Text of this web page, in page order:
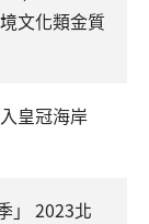
文化類金質
皇冠海岸
」 2023北